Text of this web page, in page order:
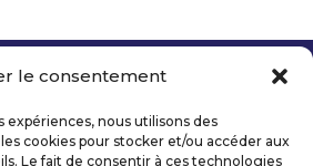
le consentement
nous utilisons des
cookies pour stocker et/ou accéder aux
Le fait de consentir à ces technologies